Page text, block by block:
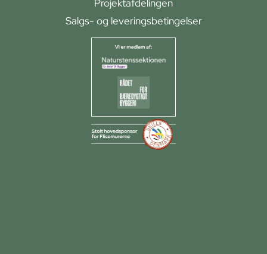
Projektafdelingen
Salgs- og leveringsbetingelser